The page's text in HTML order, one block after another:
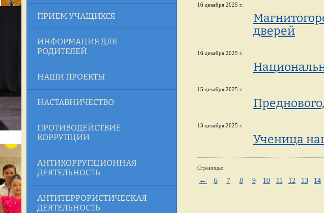
ПРИЕМ УЧАЩИХСЯ
ИНФОРМАЦИЯ ДЛЯ
РОДИТЕЛЕЙ
НАШИ ПРОЕКТЫ
НАСТАВНИЧЕСТВО
ПРОТИВОДЕЙСТВИЕ
КОРРУПЦИИ
АНТИКОРРУПЦИОННАЯ
ДЕЯТЕЛЬНОСТЬ
АНТИТЕРРОРИСТИЧЕСКАЯ
ДЕЯТЕЛЬНОСТЬ
16 декабря 2025 г.
дверей
16 декабря 2025 г.
15 декабря 2025 г.
13 декабря 2025 г.
Ученица
Страницы:
← 6 7 8 9 10 11 12 13 14